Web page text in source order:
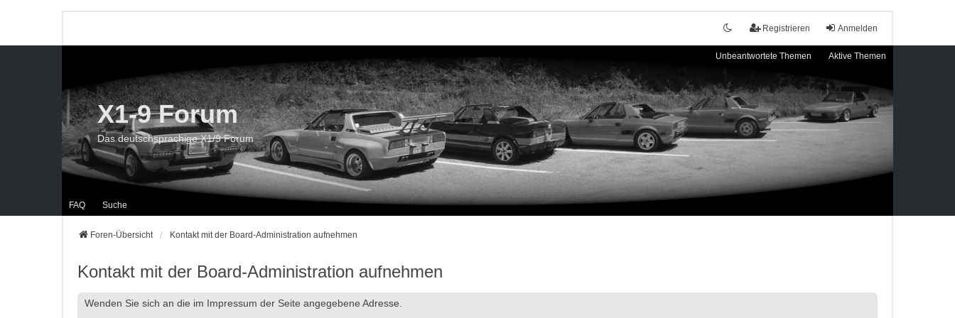
Anmelden
Registrieren
Unbeantwortete Themen Aktive Themen
FAQ Suche
X1-9 Forum
Das deutschsprachige X1/9 Forum
Foren-Übersicht Kontakt mit der Board-Administration aufnehmen
Kontakt mit der Board-Administration aufnehmen
Wenden Sie sich an die im Impressum der Seite angegebene Adresse.